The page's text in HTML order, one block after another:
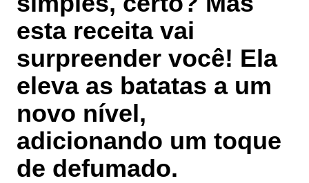
esta receita vai
surpreender você! Ela
eleva as batatas a um
novo nível,
adicionando um toque
de defumado.